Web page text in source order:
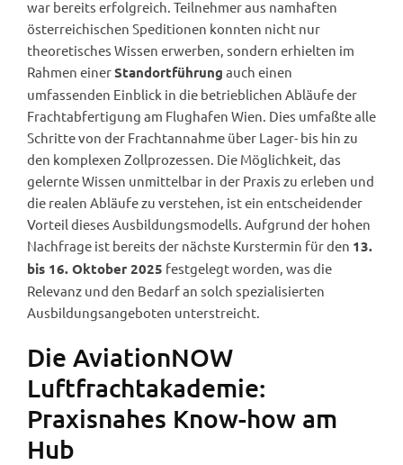
war bereits erfolgreich. Teilnehmer aus namhaften
österreichischen Speditionen konnten nicht nur
theoretisches Wissen erwerben, sondern erhielten im
Rahmen einerStandortführung auch einen
umfassenden Einblick in die betrieblichen Abläufe der
Frachtabfertigung am Flughafen Wien. Dies umfaßte alle
Schritte von der Frachtannahme über Lager- bis hin zu
den komplexen Zollprozessen. Die Möglichkeit, das
gelernte Wissen unmittelbar in der Praxis zu erleben und
die realen Abläufe zu verstehen, ist ein entscheidender
Vorteil dieses Ausbildungsmodells. Aufgrund der hohen
Nachfrage ist bereits der nächste Kurstermin für den 13.
bis 16. Oktober 2025 festgelegt worden, was die
Relevanz und den Bedarf an solch spezialisierten
Ausbildungsangeboten unterstreicht.
Die AviationNOW
Luftfrachtakademie:
Praxisnahes Know-how am
Hub